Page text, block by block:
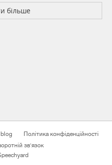
більше
Політика конфіденційності
зв'язок